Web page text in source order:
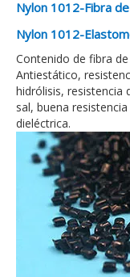
Nylon 1012-Fibra
Nylon 1012-
Contenido de fibra
Antiestático,
hidrólisis, resistencia
sal, buena
dieléctrica.